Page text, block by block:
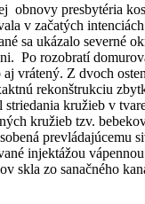
presbytéria
v začatých
sa ukázalo severné
Po rozobratí
vrátený. Z dvoch
rekonštrukciu
kružieb v
kružieb tzv.
injektážou
skla zo sanačného